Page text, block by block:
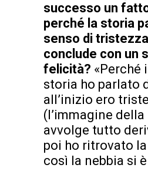
successo un
perché la storia
senso di
conclude con un
felicità? «Perché
storia ho parlato
all’inizio ero triste
(l’immagine
avvolge tutto
poi ho ritrovato
così la nebbia si